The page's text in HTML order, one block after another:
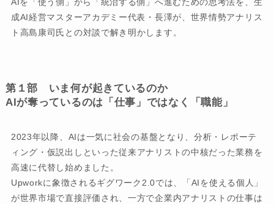
成AI経営マスターアカデミー代表・長澤が、世界情勢アナリス
ト高島康司氏との対談で解き明かします。
第１部 いま何が起きているのか
AIが奪っているのは「仕事」ではなく「職能」
2023年以降、AIは一気に社会の基盤となり、分析・レポーテ
ィング・仮説出しといった従来アナリストの中核だった業務を
高速に代替し始めました。
Upworkに象徴されるギグワーク2.0では、「AIを使える個人」
が世界市場で直接評価され、一方で企業内アナリストの仕事は